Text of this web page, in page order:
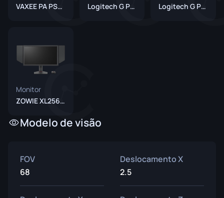
VAXEE PA PSweet
Logitech G Pro X Superlight 2 White
Logitech G Pro X Superlight 2 Black
Monitor
ZOWIE XL2566X+
Modelo de visão
FOV
68
Deslocamento X
2.5